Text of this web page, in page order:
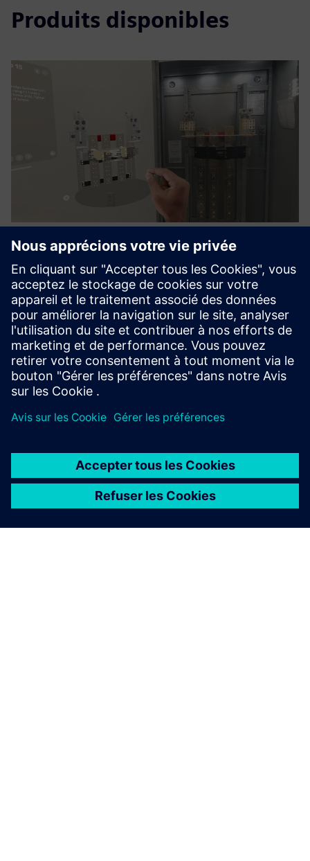
Produits disponibles
Digital Work Instructions (Training
& Field enablement)
BILT exploite les ressources 3D de Siemens Teamcenter ou
NX pour créer des instructions de travail 3D interactives
pour les utilisateurs sur le terrain (installation,
maintenance, etc.)
En savoir plus